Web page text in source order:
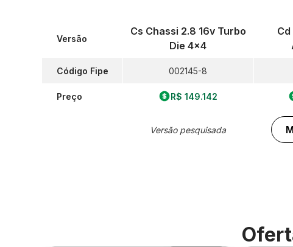
Versão
Código Fipe
Preço
Cs Chassi 2.8 16v Turbo
Die 4x4
002145-8
R$ 149.142
Versão pesquisada
Cd